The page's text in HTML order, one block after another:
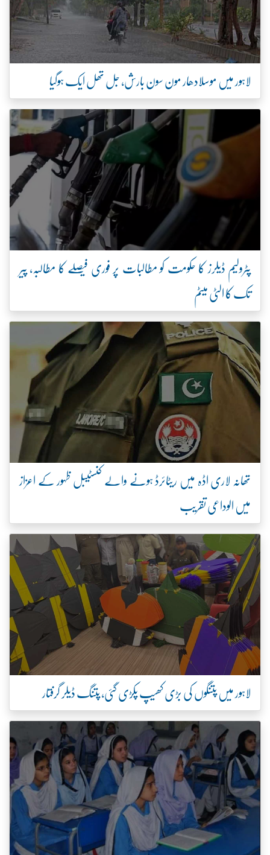
لاہور میں موسلادھار مون سون بارش، جل تھل ایک ہوگیا
پٹرولیم ڈیلرز کا حکومت کو مطالبات پر فوری فیصلے کا مطالبہ، پیر
تک کا الٹی میٹم
تھانہ لاری اڈہ میں ریٹائرڈ ہونے والے کنسٹیبل ظہور کے اعزاز
میں الوداعی تقریب
لاہور میں پتنگوں کی بڑی کھیپ پکڑی گئی، پتنگ ڈیلر گرفتار